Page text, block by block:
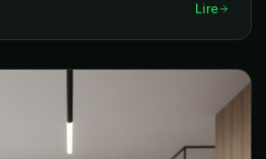
Lire